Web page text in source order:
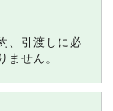
、引渡しに必
ません。